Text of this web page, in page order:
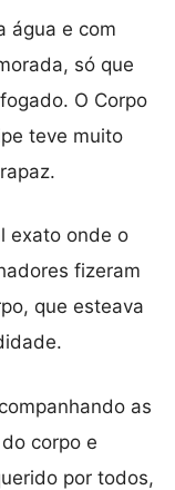
água e com
só que
O Corpo
teve muito
exato onde o
fizeram
que esteava
as
corpo e
por todos,